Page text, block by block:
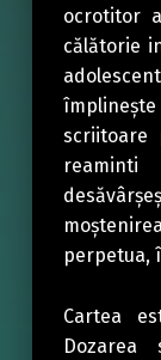
ocrotitor
călătorie
scriitoare
perpetua,
Cartea
Dozarea